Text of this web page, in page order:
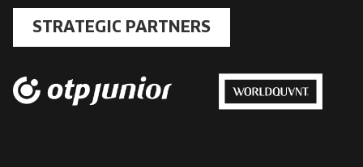
STRATEGIC PARTNERS